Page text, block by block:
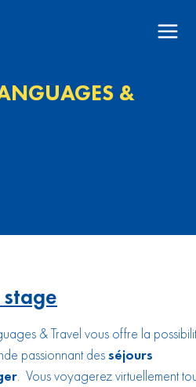
&
& Travel vous offre la
passionnant desséjours
. Vous voyagerez virtuellement